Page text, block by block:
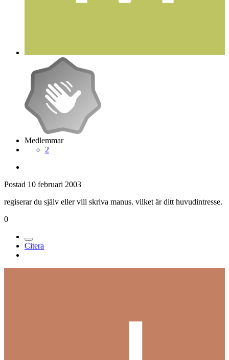
Medlemmar
2
Postad 10 februari 2003
regiserar du själv eller vill skriva manus. vilket är ditt huvudintresse.
0
Citera